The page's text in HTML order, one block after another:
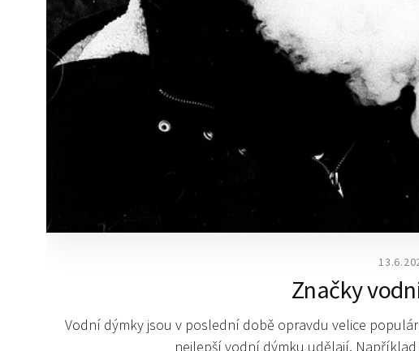
Značky
Vodní dýmky jsou v poslední době opravdu velice
nejlepší vodní dýmku udělají.